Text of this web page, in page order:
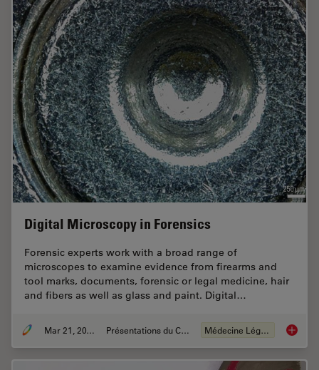
Digital Microscopy in Forensics
Forensic experts work with a broad range of
microscopes to examine evidence from firearms and
tool marks, documents, forensic or legal medicine, hair
and fibers as well as glass and paint. Digital…
Mar 21, 2016 Présentations du CSF Médecine Légale Digital